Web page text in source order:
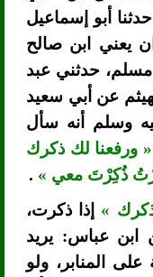
أبو إسماعيل
يعني ابن صالح
مسلم، حدثني عبد
عن أبي سعيد
وسلم أنه سأل
« ورفعنا لك ذكرك
ذُكِرْتَ معي » .
» إذا ذكرت،
عباس: يريد
على المنابر، ولو